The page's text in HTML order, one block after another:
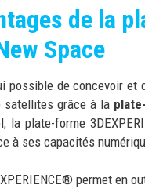
de la
Space
possible de concevoir
satellites grâce à la
la plate-forme
à ses capacités
permet en